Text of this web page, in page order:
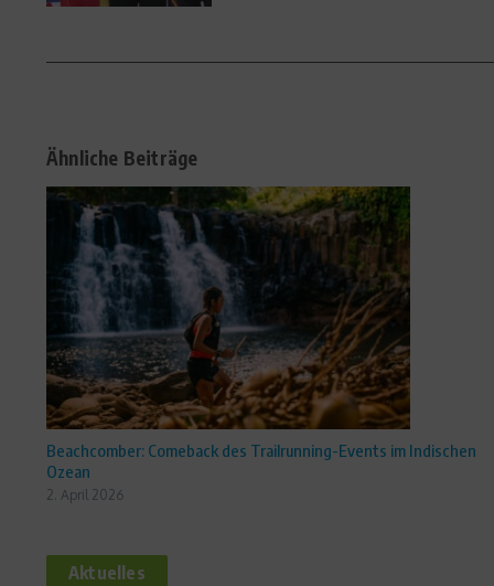
Ähnliche Beiträge
Beachcomber: Comeback des Trailrunning-Events im Indischen
Ozean
2. April 2026
Aktuelles